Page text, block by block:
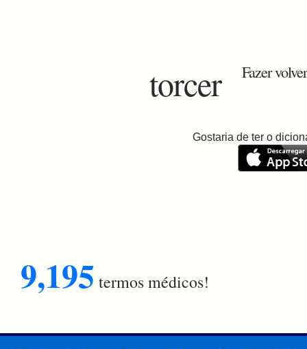
torcer Fazer
Gostaria de ter o
9,195 termos médicos!